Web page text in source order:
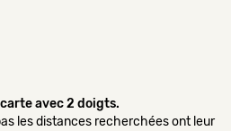
avec 2 doigts.
les distances recherchées ont leur